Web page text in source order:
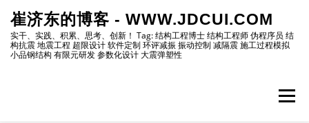
content
崔济东的博客 - WWW.JDCUI.COM
实干、实践、积累、思考、创新！ Tag: 结构工程博士 结构工程师 伪程序员 结
构抗震 地震工程 超限设计 软件定制 环评减振 振动控制 减隔震 施工过程模拟
小品钢结构 有限元研发 参数化设计 大震弹塑性
Menu